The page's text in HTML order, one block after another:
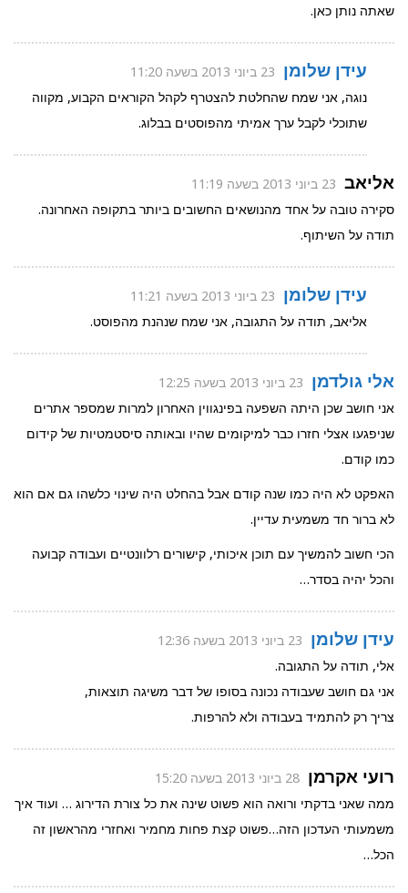
שאתה נותן כאן.
עידן שלומן 23 ביוני 2013 בשעה 11:20
נוגה, אני שמח שהחלטת להצטרף לקהל הקוראים הקבוע, מקווה
שתוכלי לקבל ערך אמיתי מהפוסטים בבלוג.
אליאב 23 ביוני 2013 בשעה 11:19
סקירה טובה על אחד מהנושאים החשובים ביותר בתקופה האחרונה.
תודה על השיתוף.
עידן שלומן 23 ביוני 2013 בשעה 11:21
אליאב, תודה על התגובה, אני שמח שנהנת מהפוסט.
אלי גולדמן 23 ביוני 2013 בשעה 12:25
אני חושב שכן היתה השפעה בפינגווין האחרון למרות שמספר אתרים
שניפגעו אצלי חזרו כבר למיקומים שהיו ובאותה סיסטמטיות של קידום
כמו קודם.
האפקט לא היה כמו שנה קודם אבל בהחלט היה שינוי כלשהו גם אם הוא
לא ברור חד משמעית עדיין.
הכי חשוב להמשיך עם תוכן איכותי, קישורים רלוונטיים ועבודה קבועה
והכל יהיה בסדר…
עידן שלומן 23 ביוני 2013 בשעה 12:36
אלי, תודה על התגובה.
אני גם חושב שעבודה נכונה בסופו של דבר משיגה תוצאות,
צריך רק להתמיד בעבודה ולא להרפות.
רועי אקרמן 28 ביוני 2013 בשעה 15:20
ממה שאני בדקתי ורואה הוא פשוט שינה את כל צורת הדירוג … ועוד איך
משמעותי העדכון הזה…פשוט קצת פחות מחמיר ואחזרי מהראשון זה
הכל…